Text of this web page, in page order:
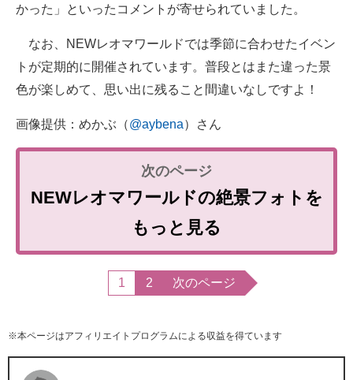
かった」といったコメントが寄せられていました。
なお、NEWレオマワールドでは季節に合わせたイベン
トが定期的に開催されています。普段とはまた違った景
色が楽しめて、思い出に残ること間違いなしですよ！
画像提供：めかぶ（@aybena）さん
NEWレオマワールドの絶景フォトを
もっと見る
1 2 次のページ
※本ページはアフィリエイトプログラムによる収益を得ています